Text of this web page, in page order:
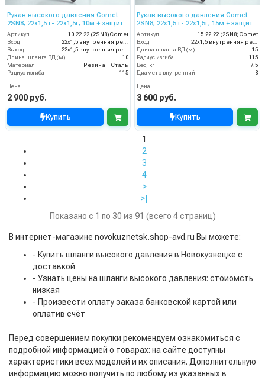
Рукав высокого давления Comet
2SN8; 22х1,5 г- 22х1,5г; 10м + защита
от изгиба
Артикул
10.22.22 (2SN8)Comet
Вход
22х1,5 внутренняя резьба
Выход
22х1,5 внутренняя резьба
Длина шланга ВД (м)
10
Материал
Резина + Сталь
Радиус изгиба
115
Цена
2 900 руб.
Купить
Рукав высокого давления Comet
2SN8; 22х1,5 г- 22х1,5г; 15м + защита
от изгиба
Артикул
15.22.22 (2SN8)Comet
Вход
22х1,5 внутренняя резьба
Длина шланга ВД (м)
15
Радиус изгиба
115
Вес, кг
7.5
Диаметр внутренний
8
Цена
3 600 руб.
Купить
1
2
3
4
>
>|
Показано с 1 по 30 из 91 (всего 4 страниц)
В интернет-магазине novokuznetsk.shop-avd.ru Вы можете:
- Купить шланги высокого давления в Новокузнецке с
доставкой
- Узнать цены на шланги высокого давления: стоиомсть
низкая
- Произвести оплату заказа банковской картой или
оплатив счёт
Перед совершением покупки рекомендуем ознакомиться с
подробной информацией о товарах: на сайте доступны
характеристики всех моделей и их описания. Дополнительную
информацию можно получить по любому из указанных в